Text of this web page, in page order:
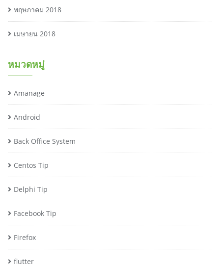
พฤษภาคม 2018
เมษายน 2018
หมวดหมู่
Amanage
Android
Back Office System
Centos Tip
Delphi Tip
Facebook Tip
Firefox
flutter